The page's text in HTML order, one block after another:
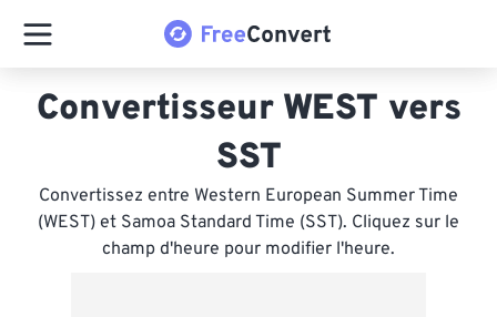
Convertisseur WEST vers
SST
Convertissez entre Western European Summer Time
(WEST) et Samoa Standard Time (SST). Cliquez sur le
champ d'heure pour modifier l'heure.